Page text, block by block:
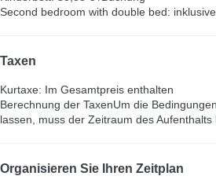
Second bedroom with double bed: inklusive
Taxen
Kurtaxe: Im Gesamtpreis enthalten
Berechnung der TaxenUm die
lassen, muss der Zeitraum des Aufenthalts
Organisieren Sie Ihren Zeitplan